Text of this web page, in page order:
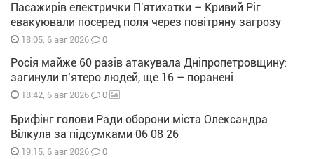
Пасажирів електрички П'ятихатки – Кривий Ріг
евакуювали посеред поля через повітряну загрозу
18:05, 6 авг 2026 0
Росія майже 60 разів атакувала Дніпропетровщину:
загинули п’ятеро людей, ще 16 – поранені
18:42, 6 авг 2026 0
Брифінг голови Ради оборони міста Олександра
Вілкула за підсумками 06 08 26
19:15, 6 авг 2026 0